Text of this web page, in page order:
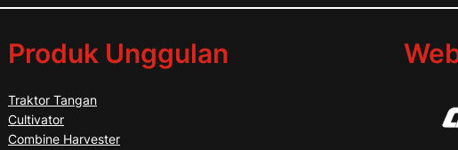
Produk Unggulan
Traktor Tangan
Cultivator
Combine Harvester